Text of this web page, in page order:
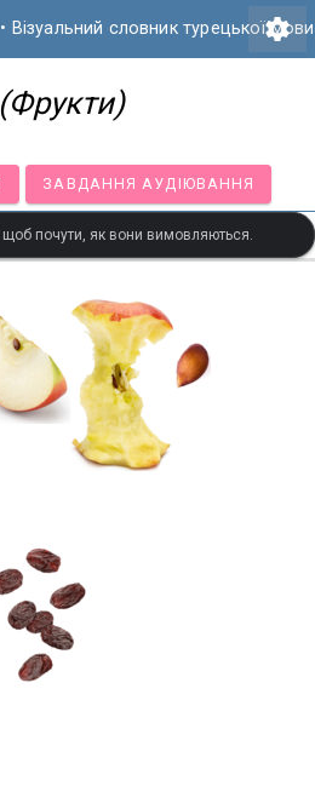
• Візуальний словник турецької мови
settings
(Фрукти)
ЗАВДАННЯ
щоб почути, як вони вимовляються.